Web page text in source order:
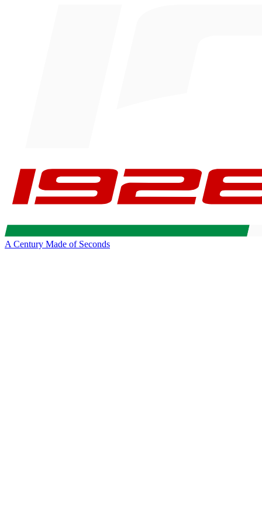
A Century Made of Seconds